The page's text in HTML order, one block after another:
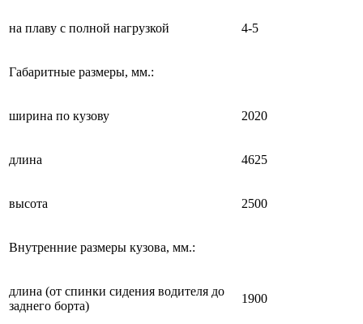
на плаву с полной нагрузкой 4-5
Габаритные размеры, мм.:
ширина по кузову 2020
длина 4625
высота 2500
Внутренние размеры кузова, мм.:
длина (от спинки сидения водителя до
заднего борта)
1900